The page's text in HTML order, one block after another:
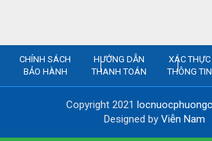
CHÍNH SÁCH
BẢO HÀNH
HƯỚNG DẪN
THANH TOÁN
XÁC THỰC
THÔNG TIN
Copyright 2021
Designed by Viễn Nam